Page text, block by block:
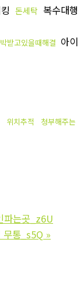
돈세탁 복수대행
받고있을때해결 아이
위치추적
청부해주는
파는곳_z6U
통_s5Q »